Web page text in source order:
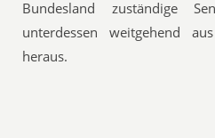
Bundesland zuständige
unterdessen weitgehend
heraus.